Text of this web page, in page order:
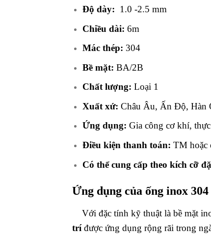
Độ dày: 1.0 -2.5 mm
Chiều dài: 6m
Mác thép: 304
Bề mặt: BA/2B
Chất lượng: Loại 1
Xuất xứ: Châu Âu, Ấn Độ, Hàn
Ứng dụng: Gia công cơ khí,
Điều kiện thanh toán: TM hoặc
Có thể cung cấp theo kích cỡ
Ứng dụng của ống inox
Với đặc tính kỹ thuật là bề mặt
tríđược ứng dụng rộng rãi trong